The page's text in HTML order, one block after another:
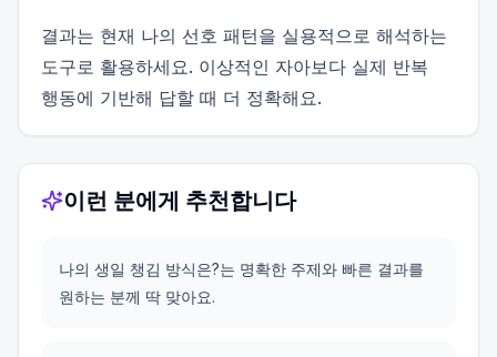
결과는 현재 나의 선호 패턴을 실용적으로 해석하는
도구로 활용하세요. 이상적인 자아보다 실제 반복
행동에 기반해 답할 때 더 정확해요.
이런 분에게 추천합니다
나의 생일 챙김 방식은?는 명확한 주제와 빠른 결과를
원하는 분께 딱 맞아요.